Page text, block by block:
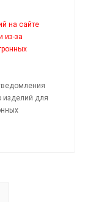
на сайте
из-за
изделий для